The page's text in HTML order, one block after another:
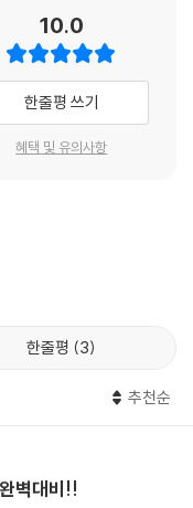
있습니다.
10.0
한줄평 쓰기
혜택 및 유의사항
한줄평 3
추천순
벽대비!!